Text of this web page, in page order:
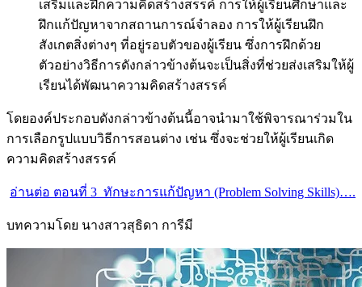
เสริมและฝึกความคิดสร้างสรรค์ การให้ผู้เรียนศึกษาและ
ฝึกแก้ปัญหาจากสถานการณ์จำลอง การให้ผู้เรียนฝึก
สังเกตสิ่งต่างๆ ที่อยู่รอบตัวของผู้เรียน ซึ่งการฝึกด้วย
ตัวอย่างวิธีการดังกล่าวข้างต้นจะเป็นสิ่งที่ช่วยส่งเสริมให้ผู้
เรียนได้พัฒนาความคิดสร้างสรรค์
โดยองค์ประกอบดังกล่าวข้างต้นนี้อาจนำมาใช้พิจารณาร่วมใน
การเลือกรูปแบบวิธีการสอนต่าง เช่น ซึ่งจะช่วยให้ผู้เรียนเกิด
ความคิดสร้างสรรค์
อ่านต่อ ตอนที่ 3 ทักษะการแก้ปัญหา (Problem Solving Skills)….
บทความโดย นางสาวสุธิดา การีมี